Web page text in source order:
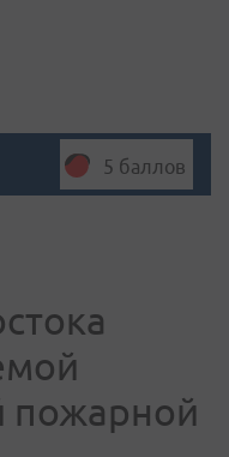
5 баллов
пожарной